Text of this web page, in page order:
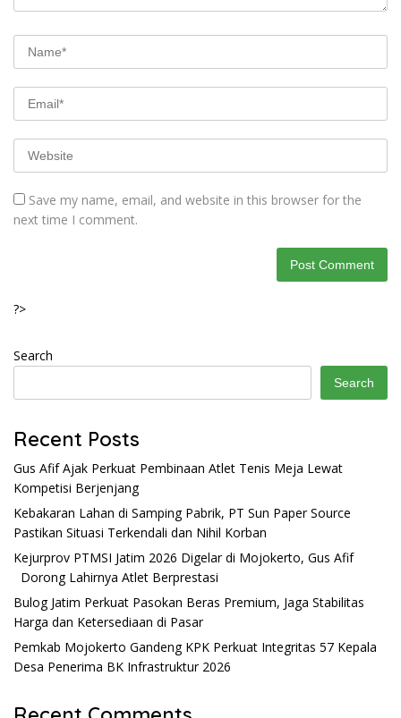
Save my name, email, and website in this browser for the
next time I comment.
?>
Search
Search
Recent Posts
Gus Afif Ajak Perkuat Pembinaan Atlet Tenis Meja Lewat
Kompetisi Berjenjang
Kebakaran Lahan di Samping Pabrik, PT Sun Paper Source
Pastikan Situasi Terkendali dan Nihil Korban
Kejurprov PTMSI Jatim 2026 Digelar di Mojokerto, Gus Afif
Dorong Lahirnya Atlet Berprestasi
Bulog Jatim Perkuat Pasokan Beras Premium, Jaga Stabilitas
Harga dan Ketersediaan di Pasar
Pemkab Mojokerto Gandeng KPK Perkuat Integritas 57 Kepala
Desa Penerima BK Infrastruktur 2026